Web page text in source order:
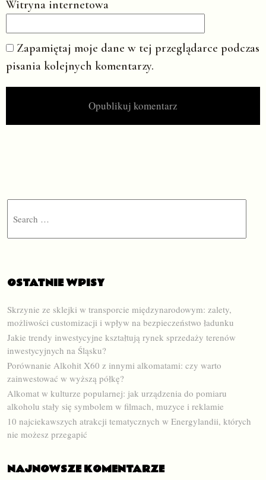
Witryna internetowa
Zapamiętaj moje dane w tej przeglądarce podczas
pisania kolejnych komentarzy.
OSTATNIE WPISY
Skrzynie ze sklejki w transporcie międzynarodowym: zalety,
możliwości customizacji i wpływ na bezpieczeństwo ładunku
Jakie trendy inwestycyjne kształtują rynek sprzedaży terenów
inwestycyjnych na Śląsku?
Porównanie Alkohit X60 z innymi alkomatami: czy warto
zainwestować w wyższą półkę?
Alkomat w kulturze popularnej: jak urządzenia do pomiaru
alkoholu stały się symbolem w filmach, muzyce i reklamie
10 najciekawszych atrakcji tematycznych w Energylandii, których
nie możesz przegapić
NAJNOWSZE KOMENTARZE